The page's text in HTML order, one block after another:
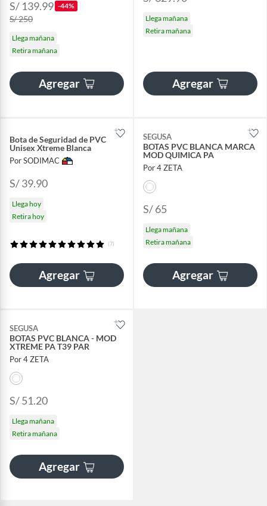
S/ 139.99 -44%
S/ 250
Llega mañana
Retira mañana
Agregar
Llega mañana
Retira mañana
Agregar
Bota de Seguridad de PVC
Unisex Xtreme Blanca
Por SODIMAC
S/ 39.90
Llega hoy
Retira hoy
(7)
Agregar
SEGUSA
BOTAS PVC BLANCA MARCA
MOD QUIMICA PA
Por 4 ZETA
S/ 65
Llega mañana
Retira mañana
Agregar
SEGUSA
BOTAS PVC BLANCA - MOD
XTREME PA T39 PAR
Por 4 ZETA
S/ 51.20
Llega mañana
Retira mañana
Agregar